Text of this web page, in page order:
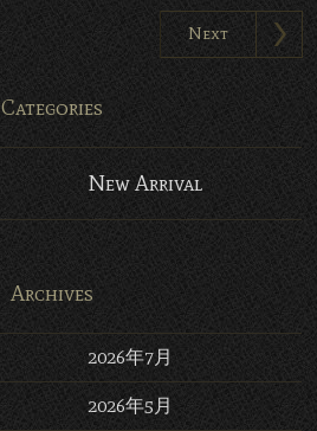
Next
Categories
New Arrival
Archives
2026年7月
2026年5月